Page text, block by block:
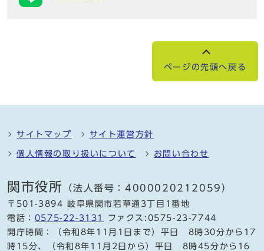
ページの先頭へ戻る
サイトマップ サイト運営方針
個人情報の取り扱いについて お問い合わせ
関市役所 （法人番号：4000020212059）
〒501-3894 岐阜県関市若草通3丁目1番地
電話： 0575-22-3131
ファクス:0575-23-7744
開庁時間：（令和8年11月1日まで）平日 8時30分から17
時15分、（令和8年11月2日から）平日 8時45分から16